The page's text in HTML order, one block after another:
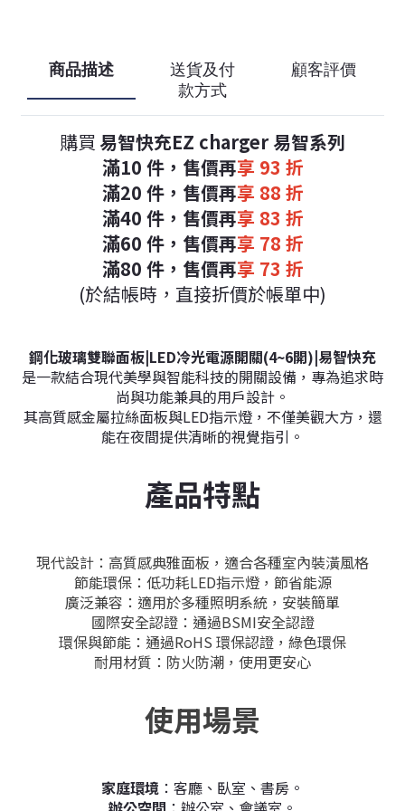
商品描述 送貨及付
款方式
顧客評價
購買 易智快充EZ charger 易智系列
滿10 件， 售價再享 93 折
滿20 件， 售價再享 88 折
滿40 件， 售價再享 83 折
滿60 件， 售價再享 78 折
滿80 件， 售價再享 73 折
(於結帳時，直接折價於帳單中)
鋼化玻璃雙聯面板|LED冷光電源開關(4~6開)|易智快充
是一款結合現代美學與智能科技的開關設備，專為追求時
尚與功能兼具的用戶設計。
其高質感金屬拉絲面板與LED指示燈，不僅美觀大方，還
能在夜間提供清晰的視覺指引。
產品特點
現代設計： 高質感典雅面板，適合各種室內裝潢風格
節能環保： 低功耗LED指示燈，節省能源
廣泛兼容： 適用於多種照明系統，安裝簡單
國際安全認證： 通過BSMI安全認證
環保與節能： 通過RoHS 環保認證，綠色環保
耐用材質： 防火防潮，使用更安心
使用場景
家庭環境 ：客廳、臥室、書房。